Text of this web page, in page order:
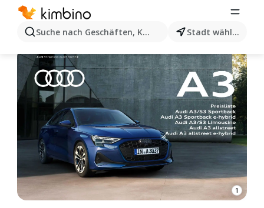
Suche nach Geschäften, Kategorien, Produkten...
Stadt wählen
1